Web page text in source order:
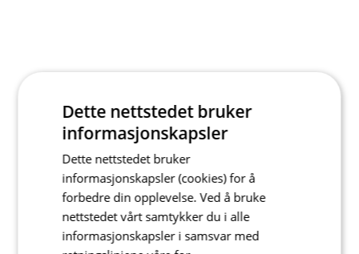
Dette nettstedet bruker
informasjonskapsler
Dette nettstedet bruker
informasjonskapsler (cookies) for å
forbedre din opplevelse. Ved å bruke
nettstedet vårt samtykker du i alle
informasjonskapsler i samsvar med